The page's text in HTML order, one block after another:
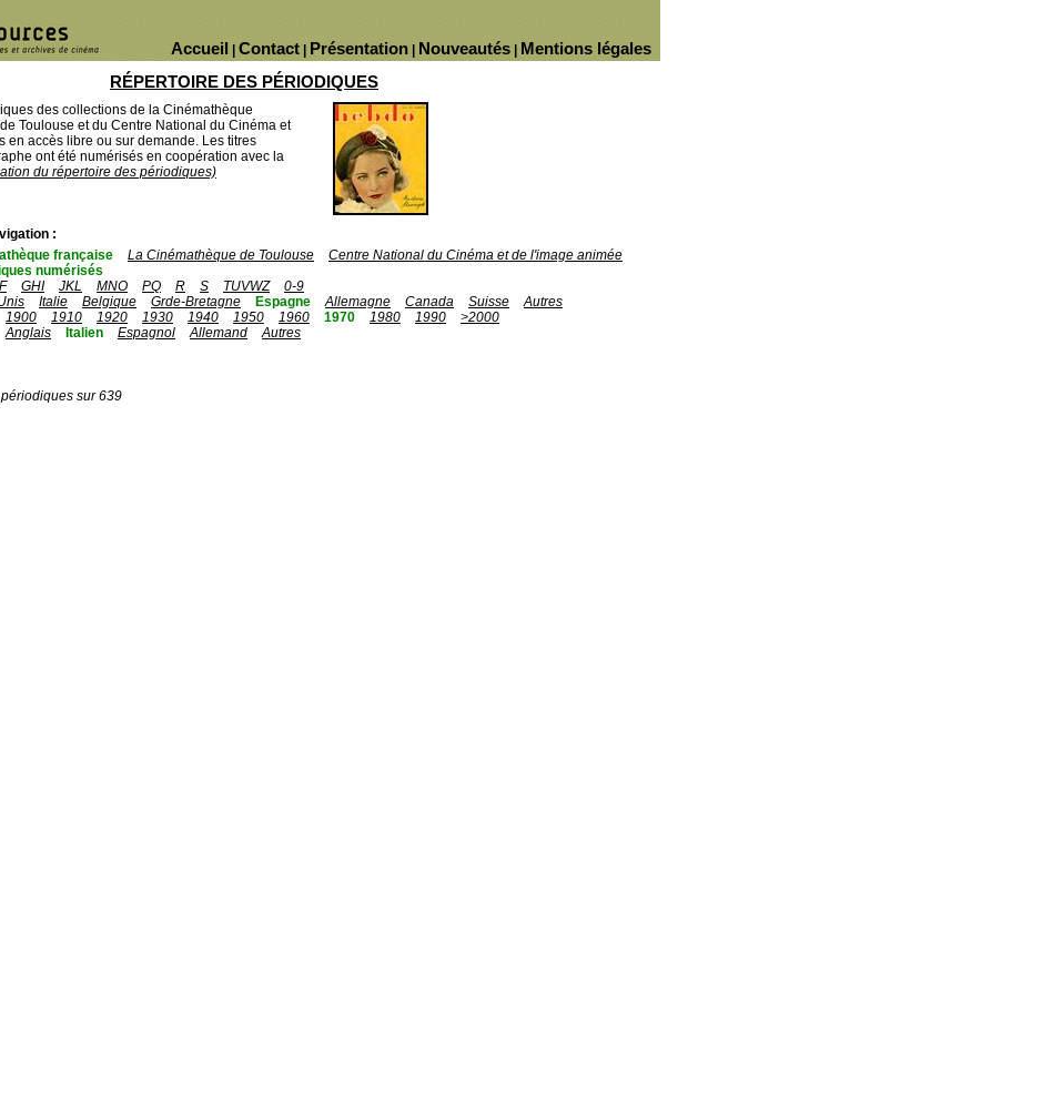
Mentions légales
Nouveautés
Présentation
Contact
Accueil
RÉPERTOIRE DES PÉRIODIQUES
des collections de la Cinémathèque
Toulouse et du Centre National du Cinéma et
en accès libre ou sur demande. Les titres
ont été numérisés en coopération avec la
du répertoire des périodiques)
:
française La Cinémathèque de Toulouse
Centre National du Cinéma et de l'image animée
numérisés
F GHI JKL MNO PQ R S TUVWZ
0-9
Italie Belgique Grde-Bretagne Espagne Allemagne Canada Suisse
Autres
1900 1910 1920 1930 1940 1950 1960 1970 1980 1990
>2000
Anglais Italien Espagnol Allemand
Autres
sur 639